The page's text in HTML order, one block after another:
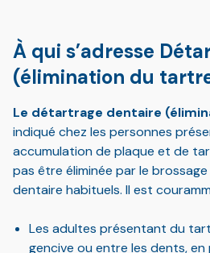
À qui s’adresse
(élimination du
Le détartrage dentaire
indiqué chez les personnes
accumulation de plaque et de
pas être éliminée par le
dentaire habituels. Il est
Les adultes présentant du
gencive ou entre les dents, en